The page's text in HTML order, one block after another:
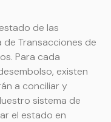
de las
Transacciones de
Para cada
existen
a conciliar y
sistema de
el estado en